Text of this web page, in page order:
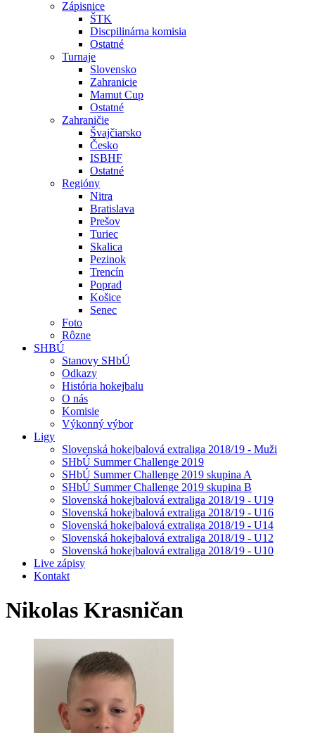
Zápisnice
ŠTK
Discpilinárna komisia
Ostatné
Turnaje
Slovensko
Zahranicie
Mamut Cup
Ostatné
Zahraničie
Švajčiarsko
Česko
ISBHF
Ostatné
Regióny
Nitra
Bratislava
Prešov
Turiec
Skalica
Pezinok
Trencín
Poprad
Košice
Senec
Foto
Rôzne
SHBÚ
Stanovy SHbÚ
Odkazy
História hokejbalu
O nás
Komisie
Výkonný výbor
Ligy
Slovenská hokejbalová extraliga 2018/19 - Muži
SHbÚ Summer Challenge 2019
SHbÚ Summer Challenge 2019 skupina A
SHbÚ Summer Challenge 2019 skupina B
Slovenská hokejbalová extraliga 2018/19 - U19
Slovenská hokejbalová extraliga 2018/19 - U16
Slovenská hokejbalová extraliga 2018/19 - U14
Slovenská hokejbalová extraliga 2018/19 - U12
Slovenská hokejbalová extraliga 2018/19 - U10
Live zápisy
Kontakt
Nikolas Krasničan